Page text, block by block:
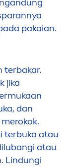
gandung
pakaian.
terbakar.
jika
dan
terbuka atau
atau
Lindungi